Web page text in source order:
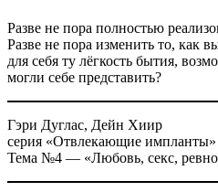
Разве не пора полностью
Разве не пора изменить то, как
для себя ту лёгкость бытия,
могли себе представить?
Гэри Дуглас, Дейн Хиир
серия «Отвлекающие импланты»
Тема №4 — «Любовь, секс,